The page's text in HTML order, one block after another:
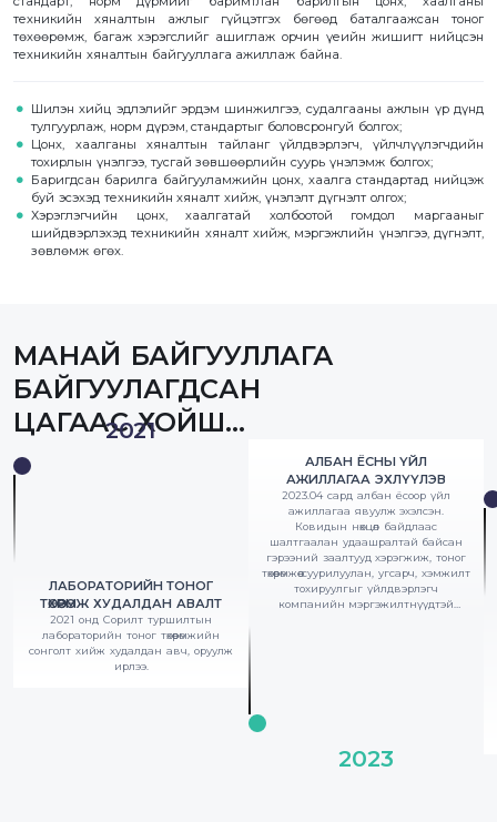
техникийн хяналтын ажлыг гүйцэтгэх бөгөөд баталгаажсан тоног
төхөөрөмж, багаж хэрэгслийг ашиглаж орчин үеийн жишигт нийцсэн
техникийн хяналтын байгууллага ажиллаж байна.
Шилэн хийц эдлэлийг эрдэм шинжилгээ, судалгааны ажлын үр дүнд
тулгуурлаж, норм дүрэм, стандартыг боловсронгуй болгох;
Цонх, хаалганы хяналтын тайланг үйлдвэрлэгч, үйлчлүүлэгчдийн
тохирлын үнэлгээ, тусгай зөвшөөрлийн суурь үнэлэмж болгох;
Баригдсан барилга байгууламжийн цонх, хаалга стандартад нийцэж
буй эсэхэд техникийн хяналт хийж, үнэлэлт дүгнэлт олгох;
Хэрэглэгчийн цонх, хаалгатай холбоотой гомдол маргааныг
шийдвэрлэхэд техникийн хяналт хийж, мэргэжлийн үнэлгээ, дүгнэлт,
зөвлөмж өгөх.
МАНАЙ БАЙГУУЛЛАГА
БАЙГУУЛАГДСАН
ЦАГААС ХОЙШ...
2021
ЛАБОРАТОРИЙН ТОНОГ
ТӨХӨӨРӨМЖ ХУДАЛДАН АВАЛТ
2021 онд Сорилт туршилтын
лабораторийн тоног төхөөрөмжийн
сонголт хийж худалдан авч, оруулж
ирлээ.
2023
АЛБАН ЁСНЫ ҮЙЛ
АЖИЛЛАГАА ЭХЛҮҮЛЭВ
2023.04 сард албан ёсоор үйл
ажиллагаа явуулж эхэлсэн.
Ковидын нөхцөл байдлаас
шалтгаалан удаашралтай байсан
гэрээний заалтууд хэрэгжиж, тоног
төхөөрөмжөө суурилуулан, угсарч, хэмжилт
тохируулгыг үйлдвэрлэгч
компанийн мэргэжилтнүүдтэй